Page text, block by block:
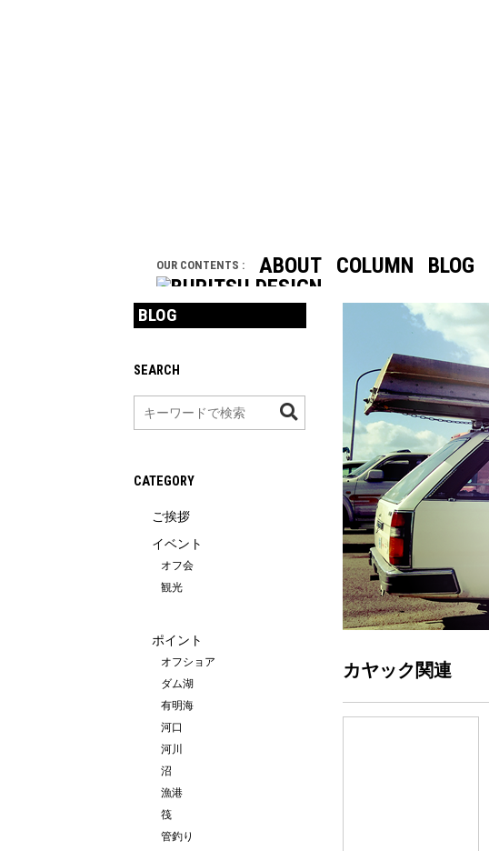
OUR CONTENTS : ABOUT COLUMN BLOG
カヤック関連
BLOG
SEARCH
CATEGORY
ご挨拶
イベント
オフ会
観光
ポイント
オフショア
ダム湖
有明海
河口
河川
沼
漁港
筏
管釣り